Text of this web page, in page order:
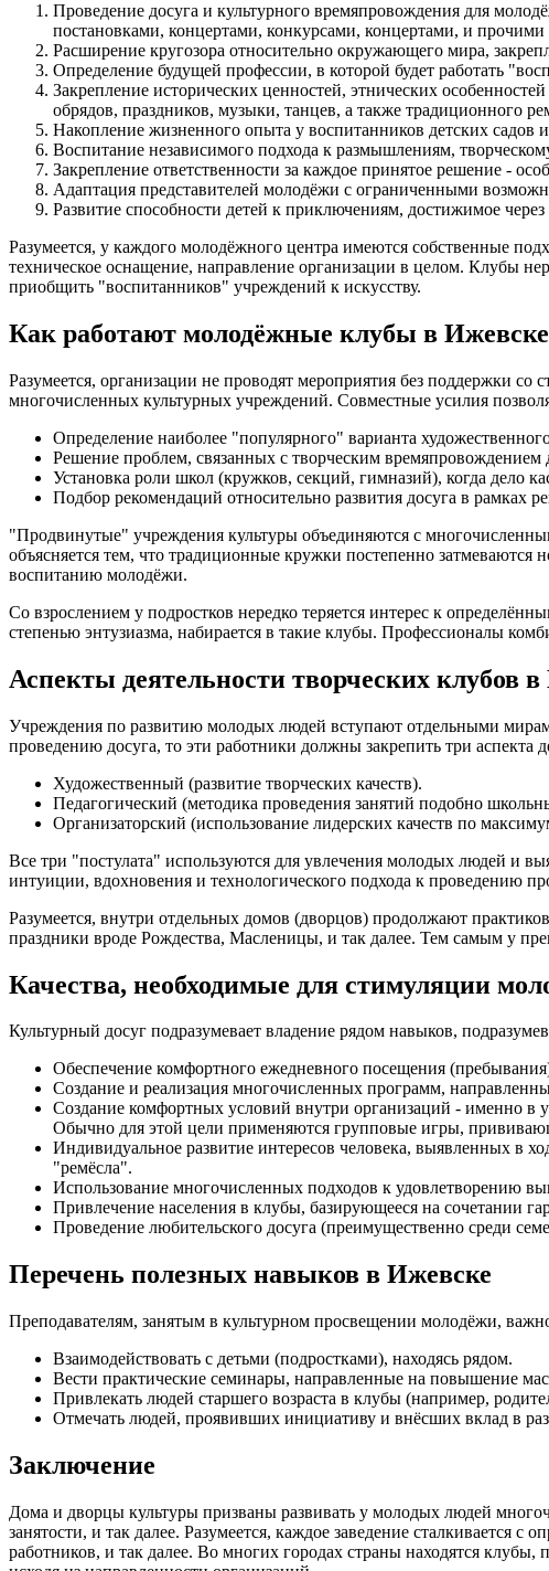
Проведение досуга и культурного времяпровождения для
постановками, концертами, конкурсами, концертами, и
Расширение кругозора относительно окружающего мира,
Определение будущей профессии, в которой будет работать
Закрепление исторических ценностей, этнических
обрядов, праздников, музыки, танцев, а также традиционного
Накопление жизненного опыта у воспитанников детских садов
Воспитание независимого подхода к размышлениям,
Закрепление ответственности за каждое принятое решение -
Адаптация представителей молодёжи с ограниченными
Развитие способности детей к приключениям, достижимое
Разумеется, у каждого молодёжного центра имеются собственные
техническое оснащение, направление организации в целом. Клубы
приобщить "воспитанников" учреждений к искусству.
Как работают молодёжные клубы в Ижевске
Разумеется, организации не проводят мероприятия без поддержки
многочисленных культурных учреждений. Совместные усилия
Определение наиболее "популярного" варианта
Решение проблем, связанных с творческим времяпровождением
Установка роли школ (кружков, секций, гимназий), когда дело
Подбор рекомендаций относительно развития досуга в рамках
"Продвинутые" учреждения культуры объединяются с
объясняется тем, что традиционные кружки постепенно
воспитанию молодёжи.
Со взрослением у подростков нередко теряется интерес к
степенью энтузиазма, набирается в такие клубы. Профессионалы
Аспекты деятельности творческих клубов
Учреждения по развитию молодых людей вступают отдельными
проведению досуга, то эти работники должны закрепить три аспекта
Художественный (развитие творческих качеств).
Педагогический (методика проведения занятий подобно
Организаторский (использование лидерских качеств по
Все три "постулата" используются для увлечения молодых людей и
интуиции, вдохновения и технологического подхода к проведению
Разумеется, внутри отдельных домов (дворцов) продолжают
праздники вроде Рождества, Масленицы, и так далее. Тем самым у
Качества, необходимые для стимуляции
Культурный досуг подразумевает владение рядом навыков,
Обеспечение комфортного ежедневного посещения
Создание и реализация многочисленных программ,
Создание комфортных условий внутри организаций - именно в
Обычно для этой цели применяются групповые игры,
Индивидуальное развитие интересов человека, выявленных в
"ремёсла".
Использование многочисленных подходов к удовлетворению
Привлечение населения в клубы, базирующееся на сочетании
Проведение любительского досуга (преимущественно среди
Перечень полезных навыков в Ижевске
Преподавателям, занятым в культурном просвещении молодёжи,
Взаимодействовать с детьми (подростками), находясь рядом.
Вести практические семинары, направленные на повышение
Привлекать людей старшего возраста в клубы (например,
Отмечать людей, проявивших инициативу и внёсших вклад в
Заключение
Дома и дворцы культуры призваны развивать у молодых людей
занятости, и так далее. Разумеется, каждое заведение сталкивается
работников, и так далее. Во многих городах страны находятся